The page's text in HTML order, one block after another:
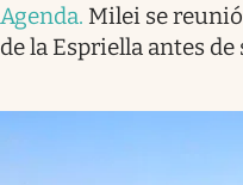
Agenda. Milei se
de la Espriella antes